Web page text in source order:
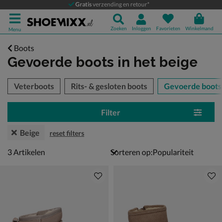
Gratisverzending en retour*
Menu Zoeken Inloggen Favorieten Winkelmand
Boots
Gevoerde boots in het beige
over
Veterboots Rits- & gesloten boots Gevoerde boots
Filter
Beige reset filters
3 artikelen
3Artikelen Sorteren op: